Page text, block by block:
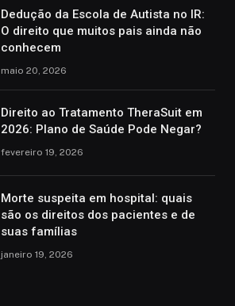
Dedução da Escola de Autista no IR:
O direito que muitos pais ainda não
conhecem
maio 20, 2026
Direito ao Tratamento TheraSuit em
2026: Plano de Saúde Pode Negar?
fevereiro 19, 2026
Morte suspeita em hospital: quais
são os direitos dos pacientes e de
suas famílias
janeiro 19, 2026